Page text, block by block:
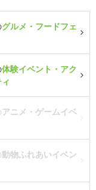
グルメ・フードフェ
体験イベント・アク
アニメ・ゲームイベ
動物ふれあいイベン